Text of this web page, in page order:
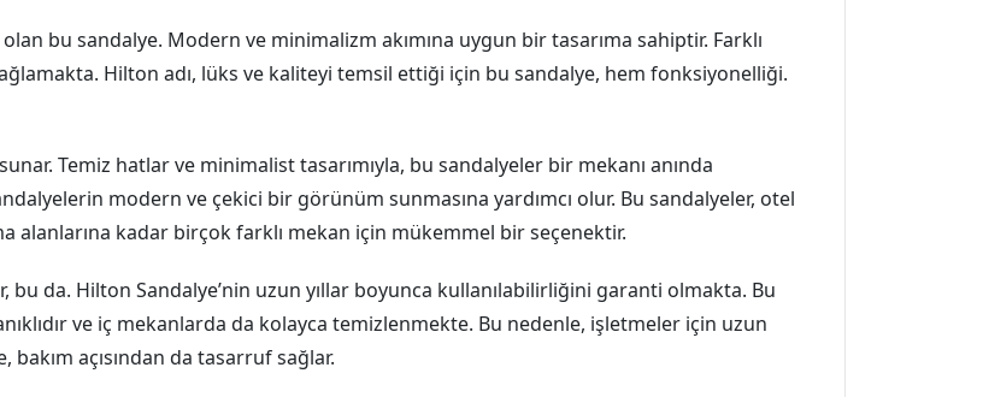
bu sandalye. Modern ve minimalizm akımına uygun bir tasarıma sahiptir. Farklı
Hilton adı, lüks ve kaliteyi temsil ettiği için bu sandalye, hem fonksiyonelliği.
Temiz hatlar ve minimalist tasarımıyla, bu sandalyeler bir mekanı anında
modern ve çekici bir görünüm sunmasına yardımcı olur. Bu sandalyeler, otel
kadar birçok farklı mekan için mükemmel bir seçenektir.
da. Hilton Sandalye’nin uzun yıllar boyunca kullanılabilirliğini garanti olmakta. Bu
ve iç mekanlarda da kolayca temizlenmekte. Bu nedenle, işletmeler için uzun
açısından da tasarruf sağlar.